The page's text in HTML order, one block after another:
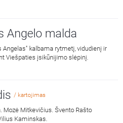
metais. Skaito Vilius Kaminskas.
Angelo malda
Angelas" kalbama rytmetį, vidudienį ir
Viešpaties įsikūnijimo slėpinį.
/ kartojimas
Mozė Mitkevičius. Švento Rašto
Kaminskas.